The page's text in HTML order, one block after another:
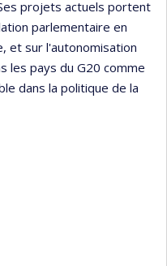
projets actuels portent
parlementaire en
et sur l'autonomisation
les pays du G20 comme
dans la politique de la